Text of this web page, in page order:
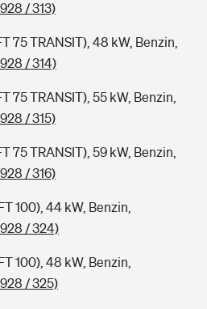
/ 313)
75 TRANSIT), 48 kW, Benzin,
/ 314)
75 TRANSIT), 55 kW, Benzin,
/ 315)
75 TRANSIT), 59 kW, Benzin,
/ 316)
100), 44 kW, Benzin,
/ 324)
100), 48 kW, Benzin,
/ 325)